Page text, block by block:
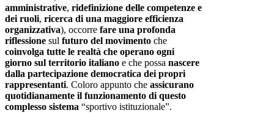
amministrative, ridefinizione delle competenze e
dei ruoli, ricerca di una maggiore efficienza
organizzativa), occorre fare una profonda
riflessione sul futuro del movimento che
coinvolga tutte le realtà che operano ogni
giorno sul territorio italiano e che possa nascere
dalla partecipazione democratica dei propri
rappresentanti. Coloro appunto che assicurano
quotidianamente il funzionamento di questo
complesso sistema “sportivo istituzionale”.